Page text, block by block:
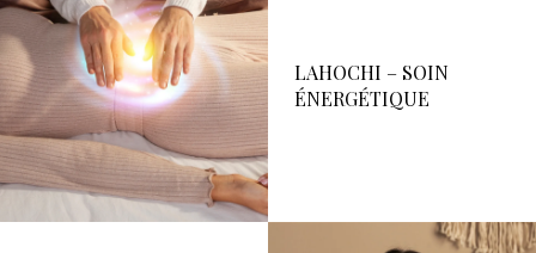
TARIFS
CARTE CADEAU
PRISE RDV
CONTACT
LAHOCHI – SOIN
ÉNERGÉTIQUE